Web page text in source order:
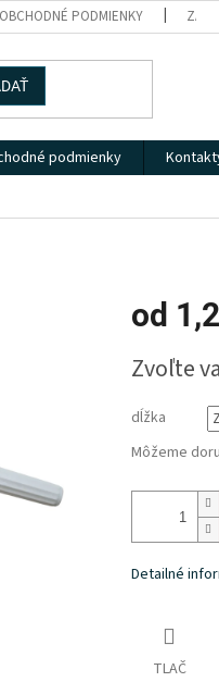
PODMIENKY
podmienky
od
cena:
Zvoľte
dĺžka
Môžeme
Detailné
TLAČ